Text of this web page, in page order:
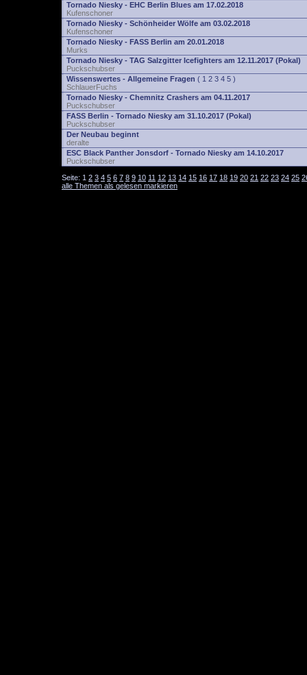
Tornado Niesky - EHC Berlin Blues am 17.02.2018
Kufenschoner
Tornado Niesky - Schönheider Wölfe am 03.02.2018
Kufenschoner
Tornado Niesky - FASS Berlin am 20.01.2018
Murks
Tornado Niesky - TAG Salzgitter Icefighters am 12.11.2017 (Pokal)
Puckschubser
Wissenswertes - Allgemeine Fragen ( 1 2 3 4 5 )
SchlauerFuchs
Tornado Niesky - Chemnitz Crashers am 04.11.2017
Puckschubser
FASS Berlin - Tornado Niesky am 31.10.2017 (Pokal)
Puckschubser
Der Neubau beginnt
deralte
ESC Black Panther Jonsdorf - Tornado Niesky am 14.10.2017
Puckschubser
Seite: 1 2 3 4 5 6 7 8 9 10 11 12 13 14 15 16 17 18 19 20 21 22 23 24 25
alle Themen als gelesen markieren